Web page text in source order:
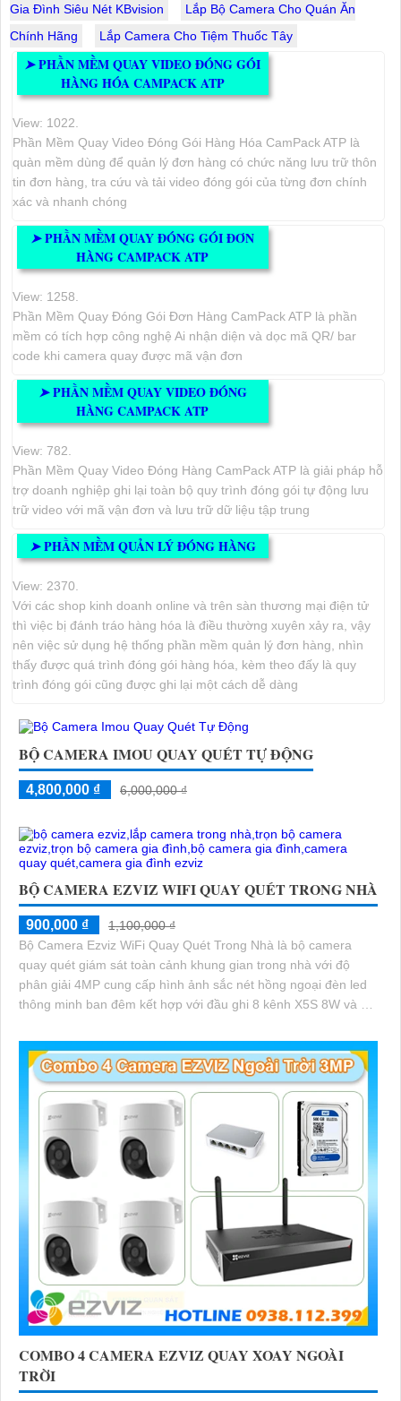
Gia Đình Siêu Nét KBvision
Lắp Bộ Camera Cho Quán Ăn
Chính Hãng
Lắp Camera Cho Tiệm Thuốc Tây
➤PHẦN MỀM QUAY VIDEO ĐÓNG GÓI
HÀNG HÓA CAMPACK ATP
View: 1022.
Phần Mềm Quay Video Đóng Gói Hàng Hóa CamPack ATP là
quàn mềm dùng để quản lý đơn hàng có chức năng lưu trữ thôn
tin đơn hàng, tra cứu và tải video đóng gói của từng đơn chính
xác và nhanh chóng
➤PHẦN MỀM QUAY ĐÓNG GÓI ĐƠN
HÀNG CAMPACK ATP
View: 1258.
Phần Mềm Quay Đóng Gói Đơn Hàng CamPack ATP là phần
mềm có tích hợp công nghệ Ai nhận diện và dọc mã QR/ bar
code khi camera quay được mã vận đơn
➤PHẦN MỀM QUAY VIDEO ĐÓNG
HÀNG CAMPACK ATP
View: 782.
Phần Mềm Quay Video Đóng Hàng CamPack ATP là giải pháp hỗ
trợ doanh nghiệp ghi lại toàn bộ quy trình đóng gói tự động lưu
trữ video với mã vận đơn và lưu trữ dữ liệu tập trung
➤PHẦN MỀM QUẢN LÝ ĐÓNG HÀNG
View: 2370.
Với các shop kinh doanh online và trên sàn thương mại điện tử
thì việc bị đánh tráo hàng hóa là điều thường xuyên xảy ra, vậy
nên việc sử dụng hệ thống phần mềm quản lý đơn hàng, nhìn
thấy được quá trình đóng gói hàng hóa, kèm theo đấy là quy
trình đóng gói cũng được ghi lại một cách dễ dàng
BỘ CAMERA IMOU QUAY QUÉT TỰ ĐỘNG
4,800,000 ₫ 6,000,000 ₫
BỘ CAMERA EZVIZ WIFI QUAY QUÉT TRONG NHÀ
900,000 ₫
1,100,000 ₫
Bộ Camera Ezviz WiFi Quay Quét Trong Nhà là bộ camera
quay quét giám sát toàn cảnh khung gian trong nhà với độ
phân giải 4MP cung cấp hình ảnh sắc nét hồng ngoại đèn led
thông minh ban đêm kết hợp với đầu ghi 8 kênh X5S 8W và ổ
COMBO 4 CAMERA EZVIZ QUAY XOAY NGOÀI
TRỜI